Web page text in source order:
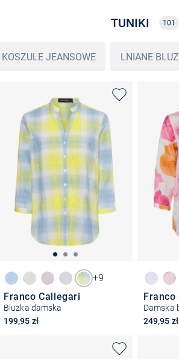
TUNIKI 101
KOSZULE JEANSOWE LNIANE
+9
Franco Callegari
Bluzka damska
199,95 zł
Franco
Damska
249,95 zł